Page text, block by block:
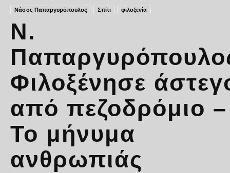
Νάσος Παπαργυρόπουλος Σπίτι φιλοξενία
Ν.
Φιλοξένησε
από πεζοδρόμιο –
Το μήνυμα
ανθρωπιάς